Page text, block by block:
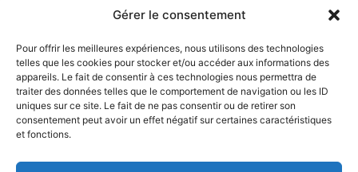
Gérer le consentement
Pour offrir les meilleures expériences, nous utilisons des technologies
telles que les cookies pour stocker et/ou accéder aux informations des
appareils. Le fait de consentir à ces technologies nous permettra de
traiter des données telles que le comportement de navigation ou les ID
uniques sur ce site. Le fait de ne pas consentir ou de retirer son
consentement peut avoir un effet négatif sur certaines caractéristiques
et fonctions.
© Gouvernement du Québec, 2026
Plan du site